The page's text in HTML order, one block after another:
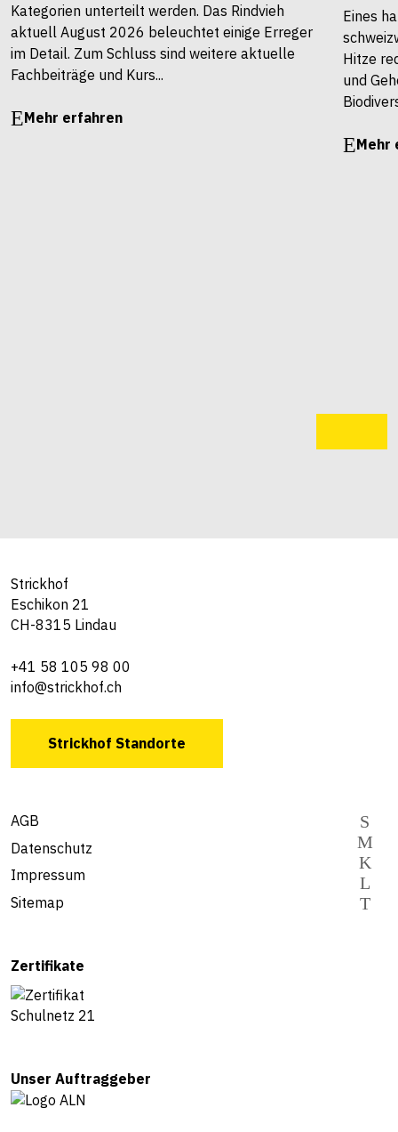
Kategorien unterteilt werden. Das Rindvieh
aktuell August 2026 beleuchtet einige Erreger
im Detail. Zum Schluss sind weitere aktuelle
Fachbeiträge und Kurs...
Mehr erfahren
Eines
Hitze
und
Mehr
Strickhof
Eschikon 21
CH-8315 Lindau
+41 58 105 98 00
info@strickhof.ch
Strickhof Standorte
AGB
Datenschutz
Impressum
Sitemap
Zertifikate
Unser Auftraggeber